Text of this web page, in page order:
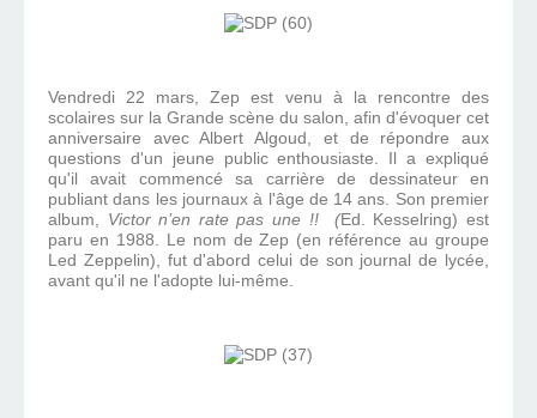
Vendredi 22 mars, Zep est venu à la rencontre des
scolaires sur la Grande scène du salon, afin d'évoquer cet
anniversaire avec Albert Algoud, et de répondre aux
questions d'un jeune public enthousiaste. Il a expliqué
qu'il avait commencé sa carrière de dessinateur en
publiant dans les journaux à l'âge de 14 ans. Son premier
album, Victor n’en rate pas une !! (Ed. Kesselring) est
paru en 1988. Le nom de Zep (en référence au groupe
Led Zeppelin), fut d'abord celui de son journal de lycée,
avant qu'il ne l'adopte lui-même.